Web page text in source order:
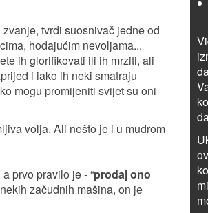
tvrdi suosnivač jedne od
hodajućim nevoljama...
ih glorifikovati ili ih mrziti, ali
i iako ih neki smatraju
mogu promijeniti svijet su oni
volja. Ali nešto je i u mudrom
prvo pravilo je - “prodaj ono
začudnih mašina, on je